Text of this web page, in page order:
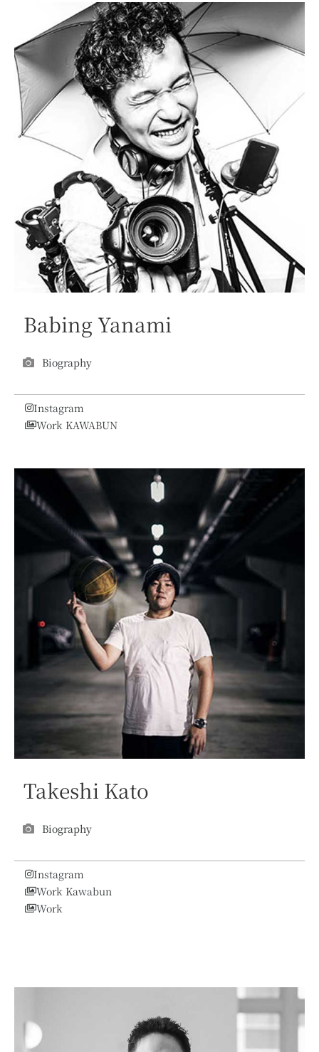
Babing Yanami
Biography
Instagram
Work KAWABUN
Takeshi Kato
Biography
Instagram
Work Kawabun
Work